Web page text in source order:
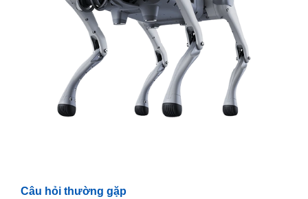
Câu hỏi thường gặp